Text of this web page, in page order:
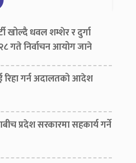
खोल्दै धवल शम्शेर र दुर्गा
गते निर्वाचन आयोग जाने
रिहा गर्न अदालतको आदेश
प्रदेश सरकारमा सहकार्य गर्ने